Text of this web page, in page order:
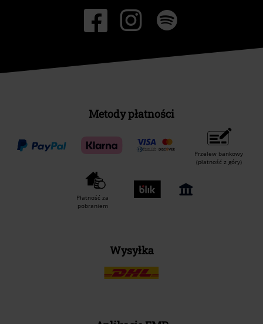
Metody płatności
Przelew bankowy
(płatność z góry)
Płatność za
pobraniem
Wysyłka